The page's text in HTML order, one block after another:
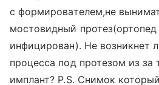
с формирователем,не
мостовидный протез(ортопед
инфицирован). Не возникнет
процесса под протезом из за
имплант? P.S. Снимок